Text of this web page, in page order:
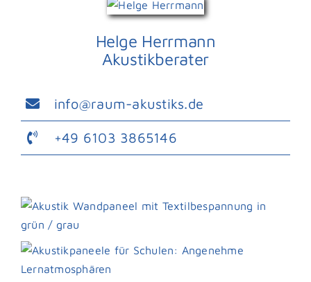
Helge Herrmann
Akustikberater
info@raum-akustiks.de
+49 6103 3865146